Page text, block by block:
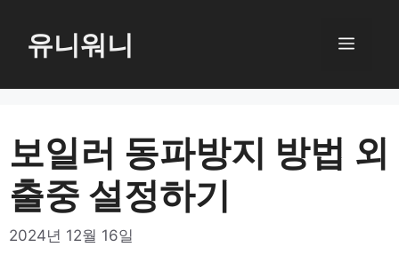
로
뛰
기
유니워니 메
보일러 동파방지 방법 외
출중 설정하기
2024년 12월 16일